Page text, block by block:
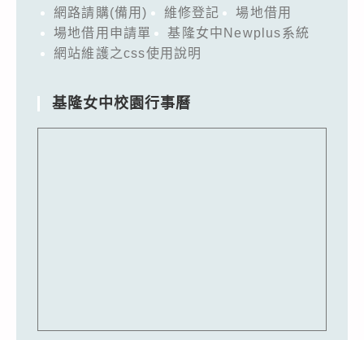
網路請購(備用)
維修登記
場地借用
場地借用申請單
基隆女中Newplus系統
網站維護之css使用說明
基隆女中校園行事曆